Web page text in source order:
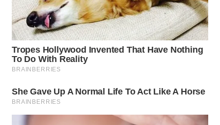
WN
BOROBUDUR
WN
MADURA
WN
SURABAYA